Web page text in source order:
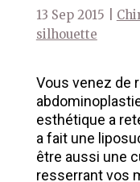
13 Sep 2015
silhouette
Vous venez de
esthétique a
a fait une
être aussi une
resserrant vos